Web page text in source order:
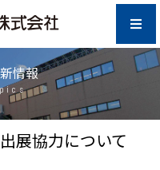
情報
展協力について